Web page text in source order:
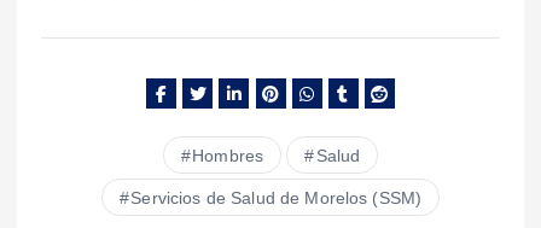
Hombres Salud
Servicios de Salud de Morelos (SSM)